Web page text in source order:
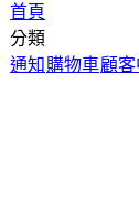
首頁
分類
通知 購物車顧